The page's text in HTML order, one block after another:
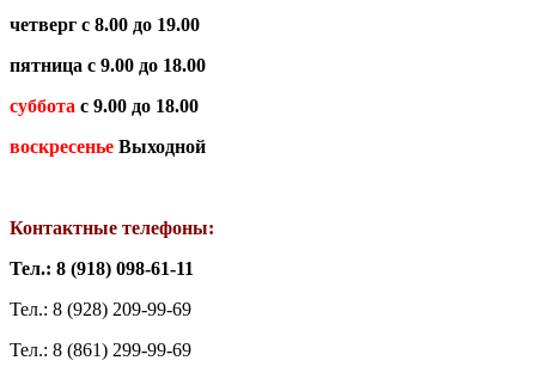
четверг с 8.00 до 19.00
пятница с 9.00 до 18.00
суббота с 9.00 до 18.00
воскресенье Выходной
Контактные телефоны:
Тел.: 8 (918) 098-61-11
Тел.: 8 (928) 209-99-69
Тел.: 8 (861) 299-99-69